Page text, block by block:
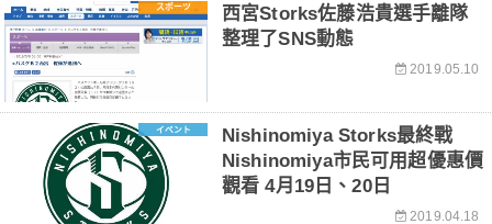
スポーツ
西宮Storks佐藤浩貴選手離隊
整理了SNS動態
2019.05.10
イベント
Nishinomiya Storks最終戰
Nishinomiya市民可用超優惠價
觀看 4月19日、20日
2019.04.18